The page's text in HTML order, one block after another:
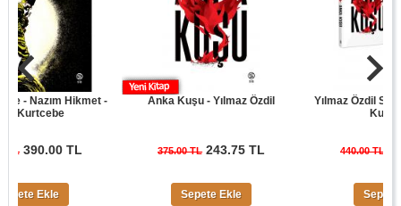
Hikmet -
TL
Ekle
Anka Kuşu - Yılmaz Özdil
375.00 TL 243.75 TL
Sepete Ekle
Yılmaz Özdil Son
Kuşu Seti
440.00 TL 286.00
Sepete Ekle